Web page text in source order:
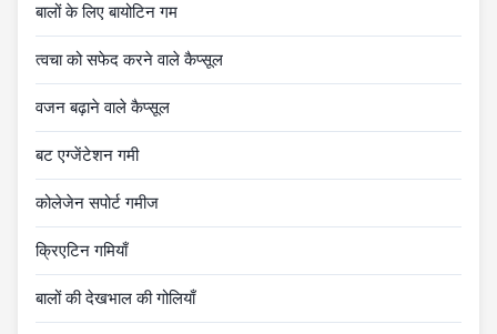
बालों के लिए बायोटिन गम
त्वचा को सफेद करने वाले कैप्सूल
वजन बढ़ाने वाले कैप्सूल
बट एग्जेंटेशन गमी
कोलेजेन सपोर्ट गमीज
क्रिएटिन गमियाँ
बालों की देखभाल की गोलियाँ